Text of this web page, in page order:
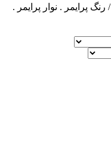
پرایمر . نوار پرایمر .